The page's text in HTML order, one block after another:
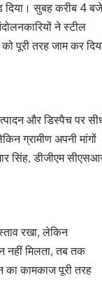
दिया। सुबह करीब 4 बजे
ने स्टील
पूरी तरह जाम कर
और डिस्पैच पर
ग्रामीण अपनी मांगों
सिंह, डीजीएम
रखा, लेकिन
नहीं मिलता, तब तक
का कामकाज पूरी तरह